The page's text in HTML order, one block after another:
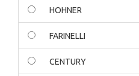
HOHNER
FARINELLI
CENTURY